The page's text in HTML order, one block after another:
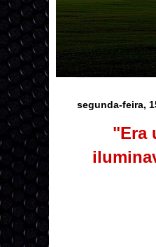
segunda-feira,
"Era